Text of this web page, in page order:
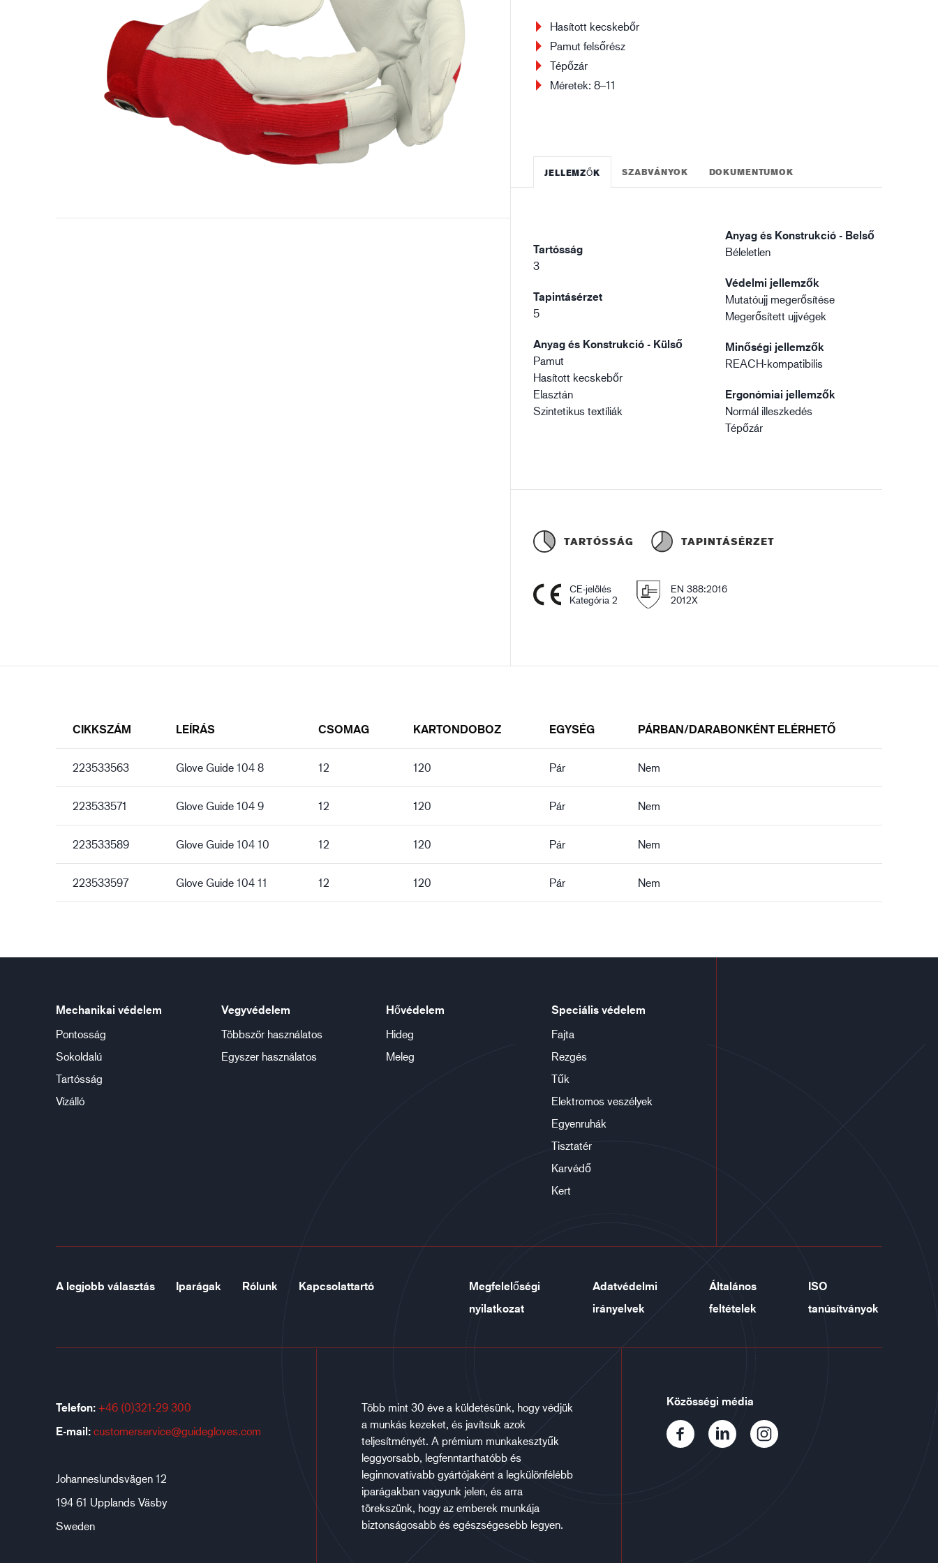
Építőipar
Hasított kecskebőr
Pamut felsőrész
Tépőzár
Méretek: 8–11
JELLEMZŐK SZABVÁNYOK DOKUMENTUMOK
Tartósság
3
Tapintásérzet
5
Anyag és Konstrukció - Külső
Pamut
Hasított kecskebőr
Elasztán
Szintetikus textíliák
Anyag és Konstrukció - Belső
Béleletlen
Védelmi jellemzők
Mutatóujj megerősítése
Megerősített ujjvégek
Minőségi jellemzők
REACH-kompatibilis
Ergonómiai jellemzők
Normál illeszkedés
Tépőzár
TARTÓSSÁG TAPINTÁSÉRZET
CE-jelölés
Kategória 2
EN 388:2016
2012X
CIKKSZÁM LEÍRÁS CSOMAG KARTONDOBOZ EGYSÉG PÁRBAN/DARABONKÉNT ELÉRHETŐ
223533563 Glove Guide 104 8 12 120 Pár Nem
223533571 Glove Guide 104 9 12 120 Pár Nem
223533589 Glove Guide 104 10 12 120 Pár Nem
223533597 Glove Guide 104 11 12 120 Pár Nem
Mechanikai védelem
Pontosság
Sokoldalú
Tartósság
Vízálló
Vegyvédelem
Többször használatos
Egyszer használatos
Hővédelem
Hideg
Meleg
Speciális védelem
Fajta
Rezgés
Tűk
Elektromos veszélyek
Egyenruhák
Tisztatér
Karvédő
Kert
A legjobb választás Iparágak Rólunk Kapcsolattartó
Megfelelőségi
nyilatkozat
Adatvédelmi
irányelvek
Általános
feltételek
ISO
tanúsítványok
Telefon: +46 (0)321-29 300
E-mail: customerservice@guidegloves.com
Johanneslundsvägen 12
194 61 Upplands Väsby
Sweden
Több mint 30 éve a küldetésünk, hogy védjük
a munkás kezeket, és javítsuk azok
teljesítményét. A prémium munkakesztyűk
leggyorsabb, legfenntarthatóbb és
leginnovatívabb gyártójaként a legkülönfélébb
iparágakban vagyunk jelen, és arra
törekszünk, hogy az emberek munkája
biztonságosabb és egészségesebb legyen.
Közösségi média